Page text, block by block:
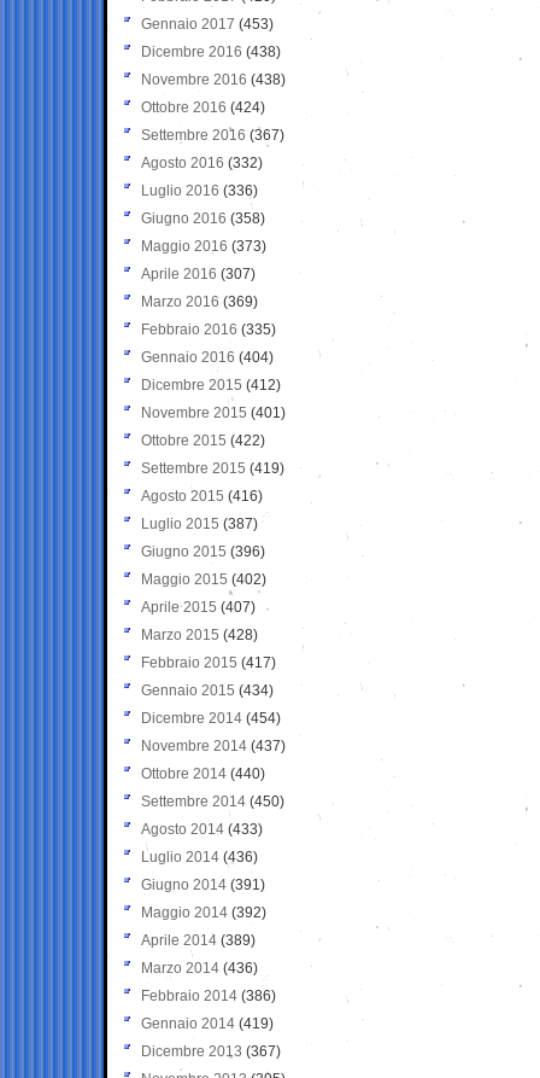
Gennaio 2017 (453)
Dicembre 2016 (438)
Novembre 2016 (438)
Ottobre 2016 (424)
Settembre 2016 (367)
Agosto 2016 (332)
Luglio 2016 (336)
Giugno 2016 (358)
Maggio 2016 (373)
Aprile 2016 (307)
Marzo 2016 (369)
Febbraio 2016 (335)
Gennaio 2016 (404)
Dicembre 2015 (412)
Novembre 2015 (401)
Ottobre 2015 (422)
Settembre 2015 (419)
Agosto 2015 (416)
Luglio 2015 (387)
Giugno 2015 (396)
Maggio 2015 (402)
Aprile 2015 (407)
Marzo 2015 (428)
Febbraio 2015 (417)
Gennaio 2015 (434)
Dicembre 2014 (454)
Novembre 2014 (437)
Ottobre 2014 (440)
Settembre 2014 (450)
Agosto 2014 (433)
Luglio 2014 (436)
Giugno 2014 (391)
Maggio 2014 (392)
Aprile 2014 (389)
Marzo 2014 (436)
Febbraio 2014 (386)
Gennaio 2014 (419)
Dicembre 2013 (367)